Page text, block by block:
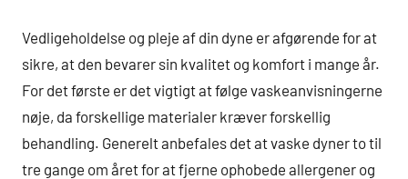
Vedligeholdelse og pleje af din dyne er afgørende for at
sikre, at den bevarer sin kvalitet og komfort i mange år.
For det første er det vigtigt at følge vaskeanvisningerne
nøje, da forskellige materialer kræver forskellig
behandling. Generelt anbefales det at vaske dyner to til
tre gange om året for at fjerne ophobede allergener og